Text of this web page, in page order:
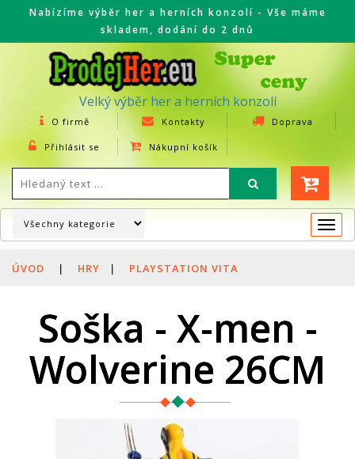
Nabízíme výběr her a herních konzolí - Vše máme
skladem, dodání do 2 dnů
Velký výběr her a herních konzolí
O firmě Kontakty Doprava
Přihlásit se Nákupní košík
ÚVOD | HRY | PLAYSTATION VITA
Soška - X-men -
Wolverine 26CM